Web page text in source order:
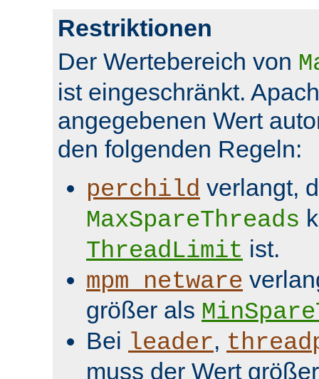
Restriktionen
Der Wertebereich von
ist eingeschränkt.
angegebenen Wert
den folgenden Regeln:
perchild verlangt,
MaxSpareThreads
ThreadLimit ist.
mpm_netware
größer als
Bei leader,
muss der Wert